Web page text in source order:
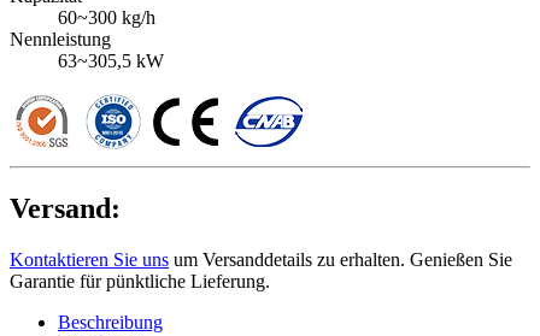
60~300 kg/h
Nennleistung
63~305,5 kW
Versand:
Kontaktieren Sie uns um Versanddetails zu erhalten. Genießen Sie
Garantie für pünktliche Lieferung.
Beschreibung